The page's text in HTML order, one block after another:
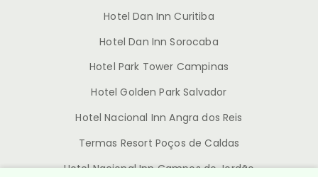
Hotel Dan Inn Curitiba
Hotel Dan Inn Sorocaba
Hotel Park Tower Campinas
Hotel Golden Park Salvador
Hotel Nacional Inn Angra dos Reis
Termas Resort Poços de Caldas
Hotel Nacional Inn Campos do Jordão